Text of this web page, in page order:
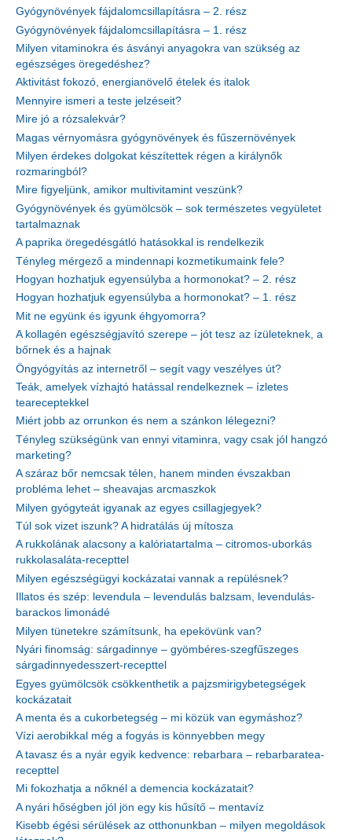
Gyógynövények fájdalomcsillapításra – 2. rész
Gyógynövények fájdalomcsillapításra – 1. rész
Milyen vitaminokra és ásványi anyagokra van szükség az
egészséges öregedéshez?
Aktivitást fokozó, energianövelő ételek és italok
Mennyire ismeri a teste jelzéseit?
Mire jó a rózsalekvár?
Magas vérnyomásra gyógynövények és fűszernövények
Milyen érdekes dolgokat készítettek régen a királynők
rozmaringból?
Mire figyeljünk, amikor multivitamint veszünk?
Gyógynövények és gyümölcsök – sok természetes vegyületet
tartalmaznak
A paprika öregedésgátló hatásokkal is rendelkezik
Tényleg mérgező a mindennapi kozmetikumaink fele?
Hogyan hozhatjuk egyensúlyba a hormonokat? – 2. rész
Hogyan hozhatjuk egyensúlyba a hormonokat? – 1. rész
Mit ne együnk és igyunk éhgyomorra?
A kollagén egészségjavító szerepe – jót tesz az ízületeknek, a
bőrnek és a hajnak
Öngyógyítás az internetről – segít vagy veszélyes út?
Teák, amelyek vízhajtó hatással rendelkeznek – ízletes
teareceptekkel
Miért jobb az orrunkon és nem a szánkon lélegezni?
Tényleg szükségünk van ennyi vitaminra, vagy csak jól hangzó
marketing?
A száraz bőr nemcsak télen, hanem minden évszakban
probléma lehet – sheavajas arcmaszkok
Milyen gyógyteát igyanak az egyes csillagjegyek?
Túl sok vizet iszunk? A hidratálás új mítosza
A rukkolának alacsony a kalóriatartalma – citromos-uborkás
rukkolasaláta-recepttel
Milyen egészségügyi kockázatai vannak a repülésnek?
Illatos és szép: levendula – levendulás balzsam, levendulás-
barackos limonádé
Milyen tünetekre számítsunk, ha epekövünk van?
Nyári finomság: sárgadinnye – gyömbéres-szegfűszeges
sárgadinnyedesszert-recepttel
Egyes gyümölcsök csökkenthetik a pajzsmirigybetegségek
kockázatait
A menta és a cukorbetegség – mi közük van egymáshoz?
Vízi aerobikkal még a fogyás is könnyebben megy
A tavasz és a nyár egyik kedvence: rebarbara – rebarbaratea-
recepttel
Mi fokozhatja a nőknél a demencia kockázatait?
A nyári hőségben jól jön egy kis hűsítő – mentavíz
Kisebb égési sérülések az otthonunkban – milyen megoldások